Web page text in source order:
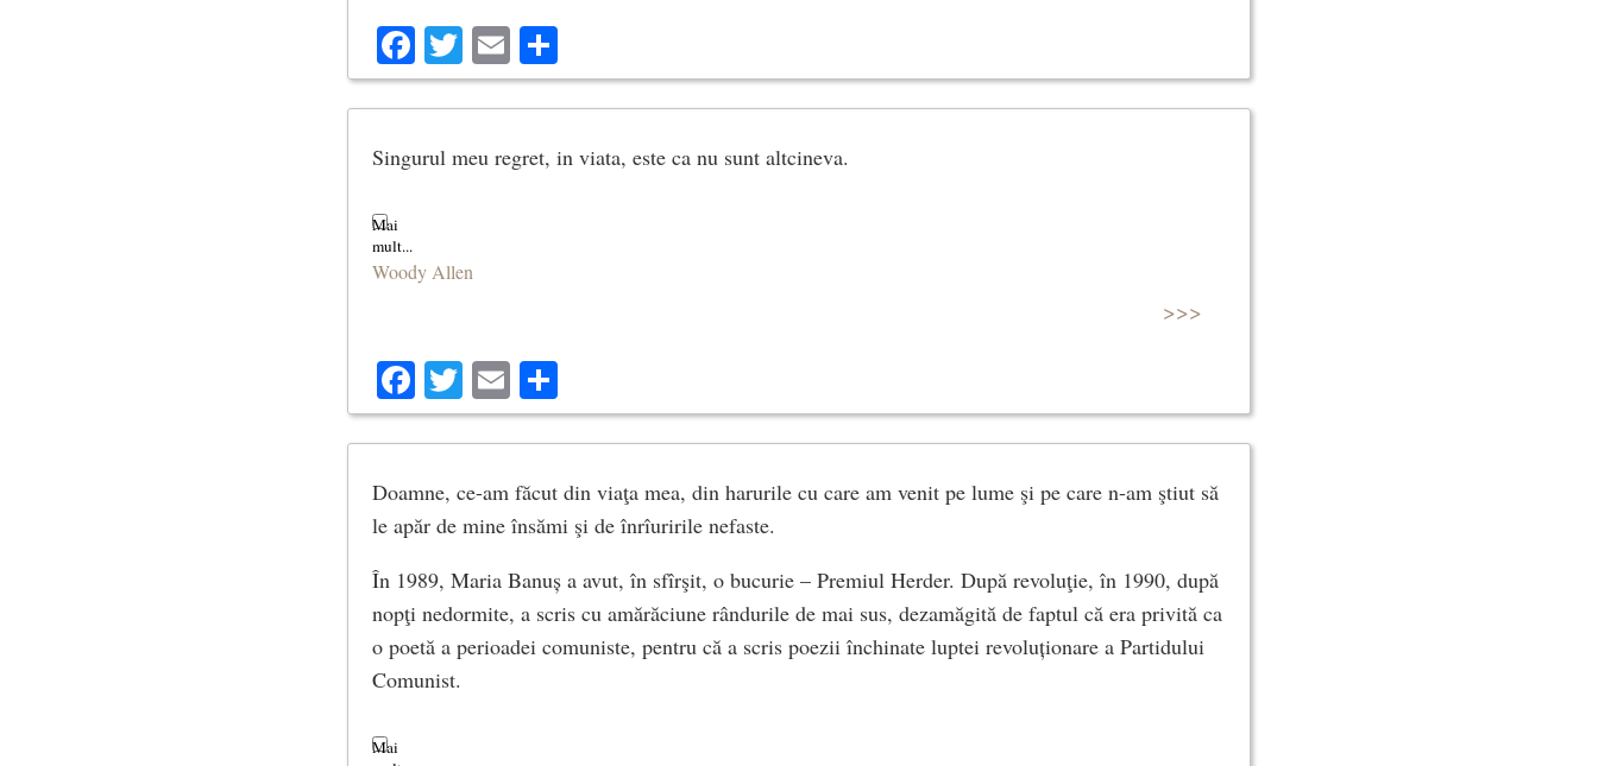
Facebook
Twitter
Email
Singurul meu regret, in viata, este ca nu sunt altcineva.
Woody Allen
>>>
Facebook
Twitter
Email
Doamne, ce-am făcut din viaţa mea, din harurile cu care am venit pe lume şi pe care n-am ştiut să
le apăr de mine însămi şi de înrîuririle nefaste.
În 1989, Maria Banuș a avut, în sfîrşit, o bucurie – Premiul Herder. După revoluţie, în 1990, după
nopţi nedormite, a scris cu amărăciune rândurile de mai sus, dezamăgită de faptul că era privită ca
o poetă a perioadei comuniste, pentru că a scris poezii închinate luptei revoluționare a Partidului
Comunist.